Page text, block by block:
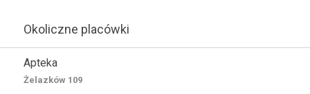
Okoliczne placówki
Apteka
Żelazków 109